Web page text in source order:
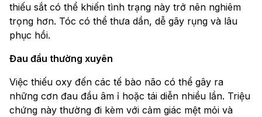
thiếu sắt có thể khiến tình trạng này trở nên nghiêm
trọng hơn. Tóc có thể thưa dần, dễ gãy rụng và lâu
phục hồi.
Đau đầu thường xuyên
Việc thiếu oxy đến các tế bào não có thể gây ra
những cơn đau đầu âm ỉ hoặc tái diễn nhiều lần. Triệu
chứng này thường đi kèm với cảm giác mệt mỏi và